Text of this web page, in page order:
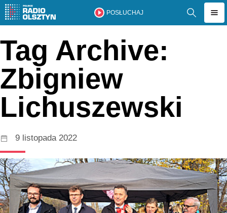
POSŁUCHAJ
Tag Archive:
Zbigniew
Lichuszewski
9 listopada 2022